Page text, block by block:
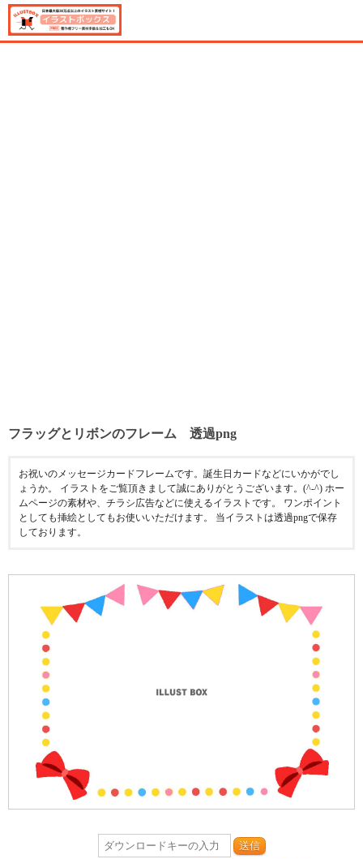
フラッグとリボンのフレーム 透過png
お祝いのメッセージカードフレームです。誕生日カードなどにいかがでし
ょうか。 イラストをご覧頂きまして誠にありがとうございます。(^-^) ホー
ムページの素材や、チラシ広告などに使えるイラストです。 ワンポイント
としても挿絵としてもお使いいただけます。 当イラストは透過pngで保存
しております。
送信